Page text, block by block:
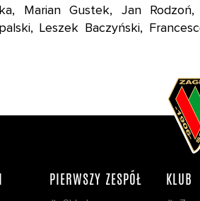
Marian Gustek, Jan
Leszek Baczyński,
PIERWSZY ZESPÓŁ KLUB